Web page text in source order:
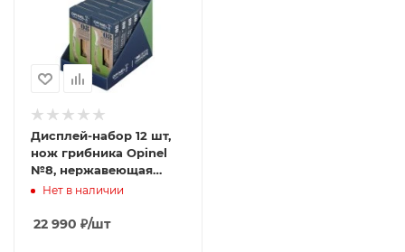
Дисплей-набор 12 шт,
нож грибника Opinel
№8, нержавеющая
сталь, рукоять бук,
Нет в наличии
22 990 ₽/шт